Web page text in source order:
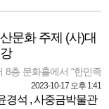
문화 주제 (사)대
8층 문화홀에서 “한민족
2023-10-17 오후 1:41
경석 ,사중금박물관